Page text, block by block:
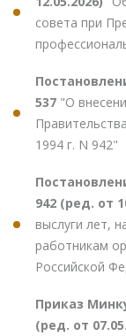
совета при
537 "О
1994 г. N 942"
942 (ред. от
выслуги лет,
работникам
Российской
Приказ
(ред. от